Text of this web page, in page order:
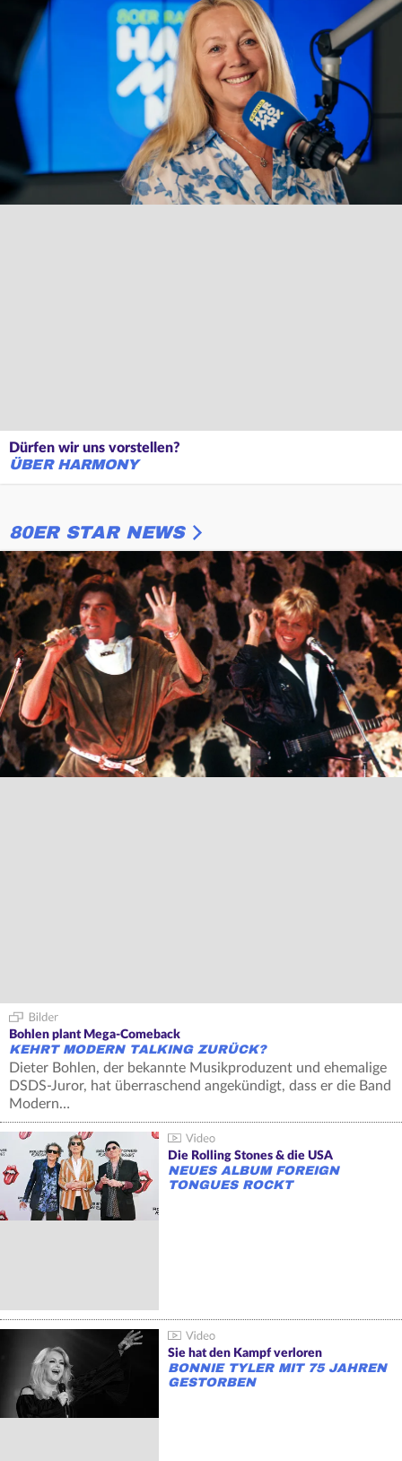
Dürfen wir uns vorstellen?
ÜBER HARMONY
80ER STAR NEWS
Bohlen plant Mega-Comeback
KEHRT MODERN TALKING ZURÜCK?
Dieter Bohlen, der bekannte Musikproduzent und ehemalige
DSDS-Juror, hat überraschend angekündigt, dass er die Band
Modern…
Die Rolling Stones & die USA
NEUES ALBUM FOREIGN
TONGUES ROCKT
Sie hat den Kampf verloren
BONNIE TYLER MIT 75 JAHREN
GESTORBEN